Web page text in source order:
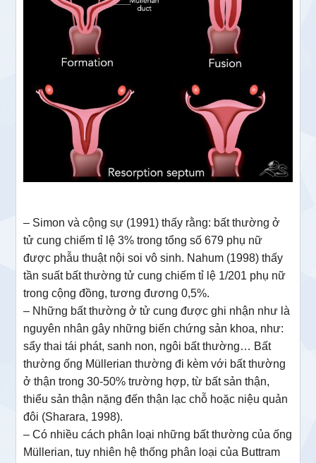
– Simon và cộng sự (1991) thấy rằng: bất thường ở
tử cung chiếm tỉ lệ 3% trong tổng số 679 phụ nữ
được phẫu thuật nội soi vô sinh. Nahum (1998) thấy
tần suất bất thường tử cung chiếm tỉ lệ 1/201 phụ nữ
trong cộng đồng, tương đương 0,5%.
– Những bất thường ở tử cung được ghi nhận như là
nguyên nhân gây những biến chứng sản khoa, như:
sẩy thai tái phát, sanh non, ngôi bất thường… Bất
thường ống Müllerian thường đi kèm với bất thường
ở thận trong 30-50% trường hợp, từ bất sản thận,
thiểu sản thận nặng đến thận lạc chỗ hoặc niệu quản
đôi (Sharara, 1998).
– Có nhiều cách phân loại những bất thường của ống
Müllerian, tuy nhiên hệ thống phân loại của Buttram